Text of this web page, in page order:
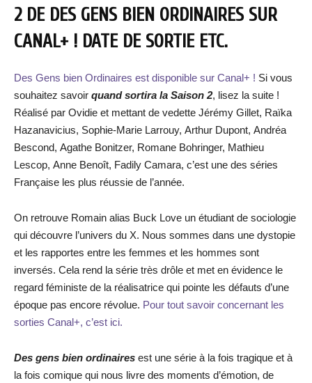
2 DE DES GENS BIEN ORDINAIRES SUR
CANAL+ ! DATE DE SORTIE ETC.
Des Gens bien Ordinaires est disponible sur Canal+ ! Si vous
souhaitez savoir quand sortira la Saison 2, lisez la suite !
Réalisé par Ovidie et mettant de vedette Jérémy Gillet, Raïka
Hazanavicius, Sophie-Marie Larrouy, Arthur Dupont, Andréa
Bescond, Agathe Bonitzer, Romane Bohringer, Mathieu
Lescop, Anne Benoît, Fadily Camara, c’est une des séries
Française les plus réussie de l’année.
On retrouve Romain alias Buck Love un étudiant de sociologie
qui découvre l’univers du X. Nous sommes dans une dystopie
et les rapportes entre les femmes et les hommes sont
inversés. Cela rend la série très drôle et met en évidence le
regard féministe de la réalisatrice qui pointe les défauts d’une
époque pas encore révolue. Pour tout savoir concernant les
sorties Canal+, c’est ici.
Des gens bien ordinaires est une série à la fois tragique et à
la fois comique qui nous livre des moments d’émotion, de